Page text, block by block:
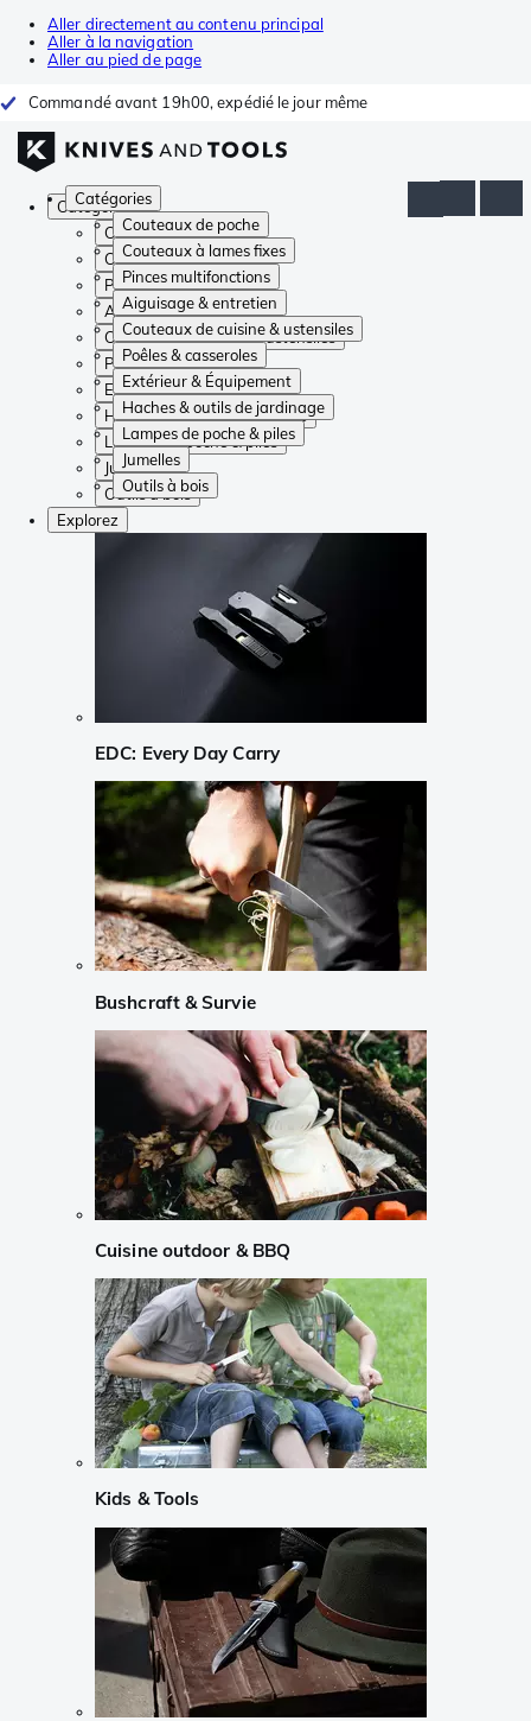
Aller directement au contenu principal
Aller à la navigation
Aller au pied de page
Commandé avant 19h00, expédié le jour même
Catégories
Couteaux de poche
Couteaux à lames fixes
Pinces multifonctions
Aiguisage & entretien
Couteaux de cuisine & ustensiles
Poêles & casseroles
Extérieur & Équipement
Haches & outils de jardinage
Lampes de poche & piles
Jumelles
Outils à bois
Catégories
Couteaux de poche
Couteaux à lames fixes
Pinces multifonctions
Aiguisage & entretien
Couteaux de cuisine & ustensiles
Poêles & casseroles
Extérieur & Équipement
Haches & outils de jardinage
Lampes de poche & piles
Jumelles
Outils à bois
Explorez
EDC: Every Day Carry
Bushcraft & Survie
Cuisine outdoor & BBQ
Kids & Tools